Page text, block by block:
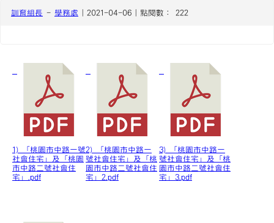
訓育組長 - 學務處 | 2021-04-06 | 點閱數： 222
1) 「桃園市中路一號
社會住宅」及「桃園
市中路二號社會住
宅」.pdf
2) 「桃園市中路一
號社會住宅」及「桃
園市中路二號社會住
宅」2.pdf
3) 「桃園市中路一
號社會住宅」及「桃
園市中路二號社會住
宅」3.pdf